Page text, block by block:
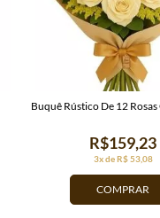
COMPRAR
3x de R$ 53,08
R$159,23
Buquê Rústico De 12